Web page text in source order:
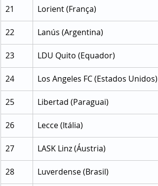
21 Lorient (França)
22 Lanús (Argentina)
23 LDU Quito (Equador)
24 Los Angeles FC (Estados Unidos)
25 Libertad (Paraguai)
26 Lecce (Itália)
27 LASK Linz (Áustria)
28 Luverdense (Brasil)